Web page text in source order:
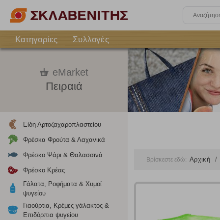
Κατηγορίες
Συλλογές
eMarket
Πειραιά
Είδη Αρτοζαχαροπλαστείου
Φρέσκα Φρούτα & Λαχανικά
Φρέσκο Ψάρι & Θαλασσινά
Φρέσκο Κρέας
Γάλατα, Ροφήματα & Χυμοί
ψυγείου
Γιαούρτια, Κρέμες γάλακτος &
Επιδόρπια ψυγείου
Βρίσκεστε εδώ: Αρχική